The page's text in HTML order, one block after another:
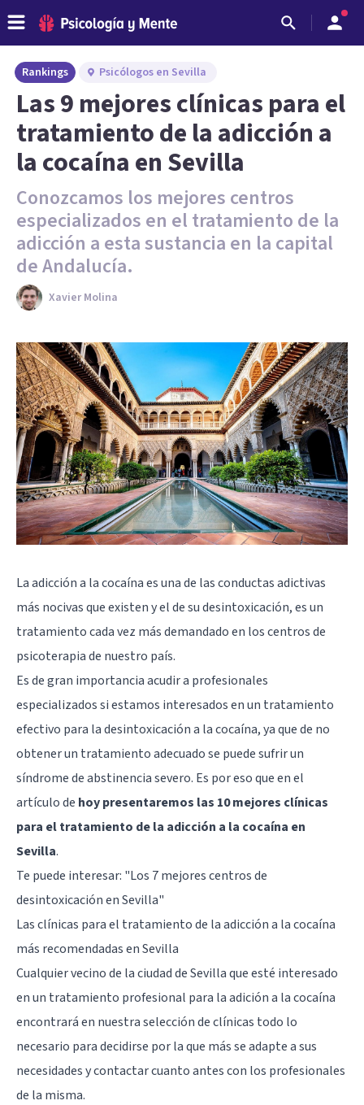
Rankings Psicólogos en Sevilla
Las 9 mejores clínicas para el
tratamiento de la adicción a
la cocaína en Sevilla
Conozcamos los mejores centros
especializados en el tratamiento de la
adicción a esta sustancia en la capital
de Andalucía.
Xavier Molina
Laadicción a la cocaínaes una de las conductas adictivas
más nocivas que existen y el de su desintoxicación, es un
tratamiento cada vez más demandado en los centros de
psicoterapia de nuestro país.
Es de gran importancia acudir a profesionales
especializados si estamos interesados en un tratamiento
efectivo para la desintoxicación a la cocaína, ya que de no
obtener un tratamiento adecuado se puede sufrir un
síndrome de abstinencia severo. Es por eso que en el
artículo de hoy presentaremos las 10 mejores clínicas
para el tratamiento de la adicción a la cocaína en
Sevilla.
Te puede interesar: "Los 7 mejores centros de
desintoxicación en Sevilla"
Las clínicas para el tratamiento de la adicción a la cocaína
más recomendadas en Sevilla
Cualquier vecino de la ciudad de Sevilla que esté interesado
en un tratamiento profesional para la adición a la cocaína
encontrará en nuestra selección de clínicas todo lo
necesario para decidirse por la que más se adapte a sus
necesidades y contactar cuanto antes con los profesionales
de la misma.